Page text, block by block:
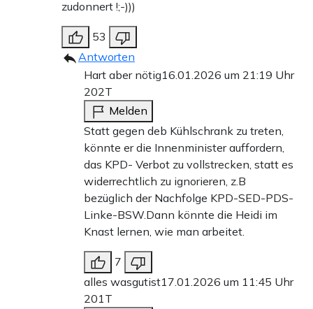
zudonnert !;-)))
53
Antworten
Hart aber nötig16.01.2026 um 21:19 Uhr
202T
Melden
Statt gegen deb Kühlschrank zu treten,
könnte er die Innenminister auffordern,
das KPD- Verbot zu vollstrecken, statt es
widerrechtlich zu ignorieren, z.B
bezüglich der Nachfolge KPD-SED-PDS-
Linke-BSW.Dann könnte die Heidi im
Knast lernen, wie man arbeitet.
7
alles wasgutist17.01.2026 um 11:45 Uhr
201T